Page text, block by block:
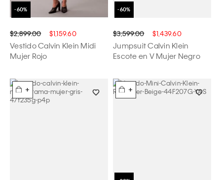
$2,899.00 $1,159.60
Vestido Calvin Klein Midi
Mujer Rojo
$3,599.00 $1,439.60
Jumpsuit Calvin Klein
Escote en V Mujer Negro
+ +